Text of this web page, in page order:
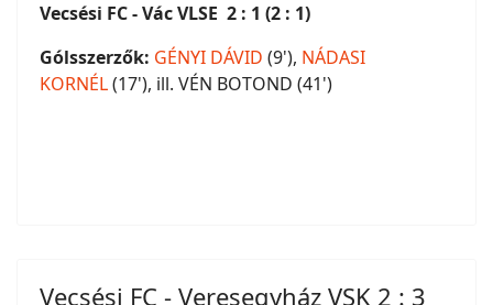
Vecsési FC - Vác VLSE 2 : 1 (2 : 1)
Gólsszerzők: GÉNYI DÁVID (9'), NÁDASI
KORNÉL(17'), ill. VÉN BOTOND (41')
Vecsési FC - Veresegyház VSK 2 : 3